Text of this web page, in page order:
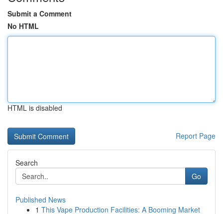
Submit a Comment
No HTML
HTML is disabled
Report Page
Search
Go
Published News
1 This Vape Production Facilities: A Booming Market